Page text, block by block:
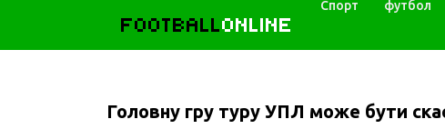
FOOTBALLONLINE
Спорт футбол
Головну гру туру УПЛ може бути